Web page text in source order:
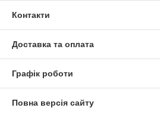
Контакти
Доставка та оплата
Графік роботи
Повна версія сайту